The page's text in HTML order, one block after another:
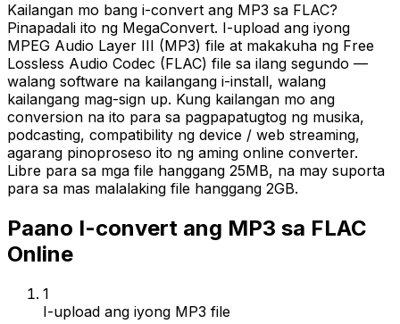
Kailangan mo bang i-convert ang MP3 sa FLAC?
Pinapadali ito ng MegaConvert. I-upload ang iyong
MPEG Audio Layer III (MP3) file at makakuha ng Free
Lossless Audio Codec (FLAC) file sa ilang segundo —
walang software na kailangang i-install, walang
kailangang mag-sign up. Kung kailangan mo ang
conversion na ito para sa pagpapatugtog ng musika,
podcasting, compatibility ng device / web streaming,
agarang pinoproseso ito ng aming online converter.
Libre para sa mga file hanggang 25MB, na may suporta
para sa mas malalaking file hanggang 2GB.
Paano I-convert ang MP3 sa FLAC
Online
1
I-upload ang iyong MP3 file